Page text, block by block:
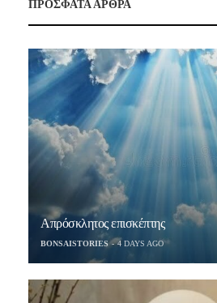
ΠΡΟΣΦΑΤΑ ΑΡΘΡΑ
Απρόσκλητος επισκέπτης
BONSAISTORIES 4 DAYS AGO